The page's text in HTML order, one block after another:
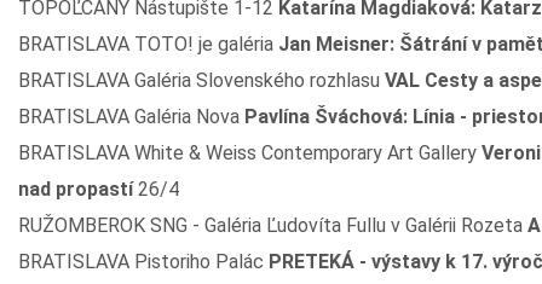
TOPOĽČANY Nástupište 1-12 Katarína Magdiaková:
BRATISLAVA TOTO! je galéria Jan Meisner: Šátrání v
BRATISLAVA Galéria Slovenského rozhlasu VAL Cesty a
BRATISLAVA Galéria Nova Pavlína Šváchová: Línia -
BRATISLAVA White & Weiss Contemporary Art Gallery
nad propastí26/4
RUŽOMBEROK SNG - Galéria Ľudovíta Fullu v Galérii Rozeta
BRATISLAVA Pistoriho Palác PRETEKÁ - výstavy k 17.